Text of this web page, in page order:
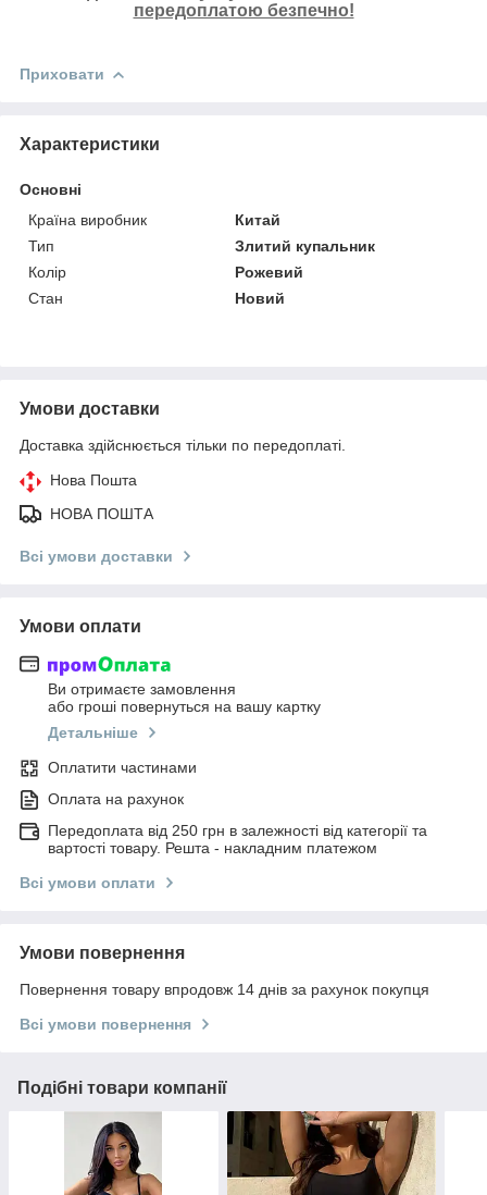
передоплатою безпечно!
Приховати
Характеристики
Основні
Країна виробник
Китай
Тип
Злитий купальник
Колір
Рожевий
Стан
Новий
Умови доставки
Доставка здійснюється тільки по передоплаті.
Нова Пошта
НОВА ПОШТА
Всі умови доставки
Умови оплати
Ви отримаєте замовлення
або гроші повернуться на вашу картку
Детальніше
Оплатити частинами
Оплата на рахунок
Передоплата від 250 грн в залежності від категорії та
вартості товару. Решта - накладним платежом
Всі умови оплати
Умови повернення
Повернення товару впродовж 14 днів за рахунок покупця
Всі умови повернення
Подібні товари компанії